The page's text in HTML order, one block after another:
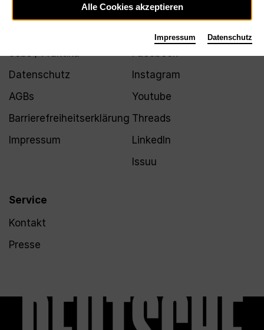
Jobs / Praktika
Datenschutz
AGBs
Barrierefreiheitserklärung
Impressum
Service
Kontakt
Presse
Facebook
Instagram
Youtube
Threads
LinkedIn
Issuu
Alle Cookies akzeptieren
Impressum Datenschutz